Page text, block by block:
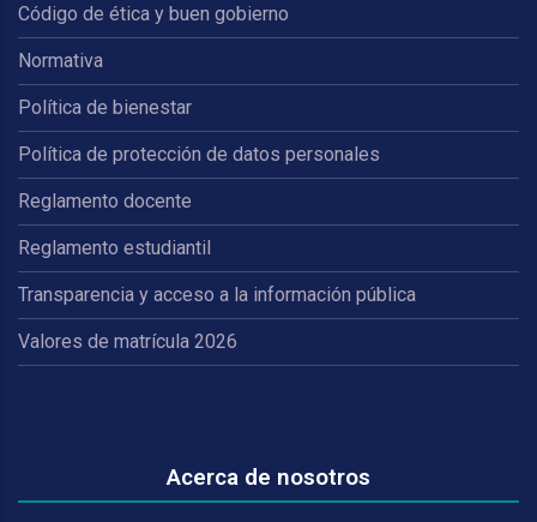
Código de ética y buen gobierno
Normativa
Política de bienestar
Política de protección de datos personales
Reglamento docente
Reglamento estudiantil
Transparencia y acceso a la información pública
Valores de matrícula 2026
Acerca de nosotros